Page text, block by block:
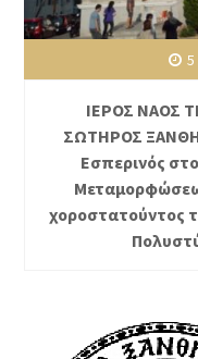
5
ΙΕΡΟΣ ΝΑΟΣ
ΣΩΤΗΡΟΣ
Εσπερινός
χοροστατούντος